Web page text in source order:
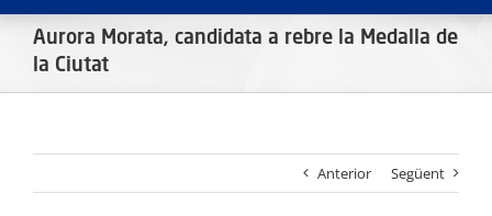
CLUB
Aurora Morata, candidata a rebre la Medalla de
la Ciutat
Anterior Següent